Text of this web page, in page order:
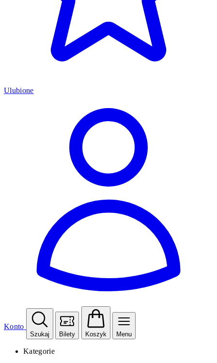
Ulubione
Konto
Szukaj Bilety Koszyk Menu
Kategorie